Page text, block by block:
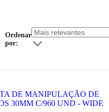
Ordenar
por: